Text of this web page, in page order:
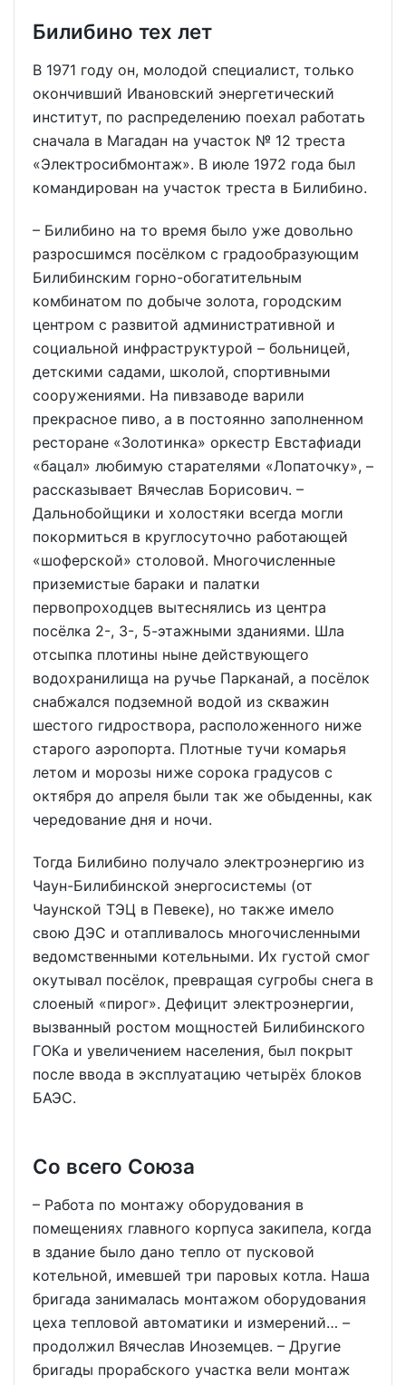
Билибино тех лет
В 1971 году он, молодой специалист, только
окончивший Ивановский энергетический
институт, по распределению поехал работать
сначала в Магадан на участок № 12 треста
«Электросибмонтаж». В июле 1972 года был
командирован на участок треста в Билибино.
– Билибино на то время было уже довольно
разросшимся посёлком с градообразующим
Билибинским горно-обогатительным
комбинатом по добыче золота, городским
центром с развитой административной и
социальной инфраструктурой – больницей,
детскими садами, школой, спортивными
сооружениями. На пивзаводе варили
прекрасное пиво, а в постоянно заполненном
ресторане «Золотинка» оркестр Евстафиади
«бацал» любимую старателями «Лопаточку», –
рассказывает Вячеслав Борисович. –
Дальнобойщики и холостяки всегда могли
покормиться в круглосуточно работающей
«шоферской» столовой. Многочисленные
приземистые бараки и палатки
первопроходцев вытеснялись из центра
посёлка 2-, 3-, 5-этажными зданиями. Шла
отсыпка плотины ныне действующего
водохранилища на ручье Парканай, а посёлок
снабжался подземной водой из скважин
шестого гидроствора, расположенного ниже
старого аэропорта. Плотные тучи комарья
летом и морозы ниже сорока градусов с
октября до апреля были так же обыденны, как
чередование дня и ночи.
Тогда Билибино получало электроэнергию из
Чаун-Билибинской энергосистемы (от
Чаунской ТЭЦ в Певеке), но также имело
свою ДЭС и отапливалось многочисленными
ведомственными котельными. Их густой смог
окутывал посёлок, превращая сугробы снега в
слоеный «пирог». Дефицит электроэнергии,
вызванный ростом мощностей Билибинского
ГОКа и увеличением населения, был покрыт
после ввода в эксплуатацию четырёх блоков
БАЭС.
Со всего Союза
– Работа по монтажу оборудования в
помещениях главного корпуса закипела, когда
в здание было дано тепло от пусковой
котельной, имевшей три паровых котла. Наша
бригада занималась монтажом оборудования
цеха тепловой автоматики и измерений… –
продолжил Вячеслав Иноземцев. – Другие
бригады прорабского участка вели монтаж